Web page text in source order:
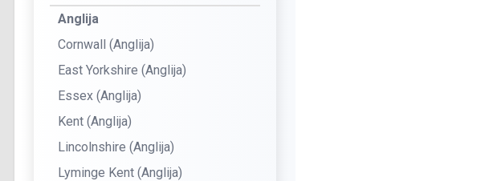
Anglija
Cornwall (Anglija)
East Yorkshire (Anglija)
Essex (Anglija)
Kent (Anglija)
Lincolnshire (Anglija)
Lyminge Kent (Anglija)